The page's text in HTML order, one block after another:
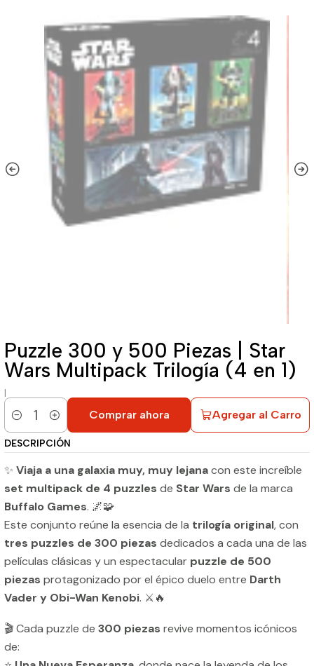
Puzzle 300 y 500 Piezas | Star
Wars Multipack Trilogía (4 en 1)
|
Cantidad
Agregar al Carro
Comprar ahora
DESCRIPCIÓN
✨ Viaja a una galaxia muy, muy lejanacon este increíble
set multipack de 4 puzzles de Star Wars de la marca
Buffalo Games. 🌌🧩
Este conjunto reúne la esencia de la trilogía original, con
tres puzzles de 300 piezas dedicados a cada una de las
películas clásicas y un espectacular puzzle de 500
piezas protagonizado por el épico duelo entre Darth
Vader y Obi-Wan Kenobi. ⚔️🔥
🎬 Cada puzzle de 300 piezas revive momentos icónicos
de: